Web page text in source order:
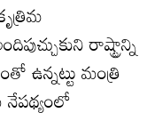
రాష్ట్రాన్ని
ఉన్నట్టు మంత్రి